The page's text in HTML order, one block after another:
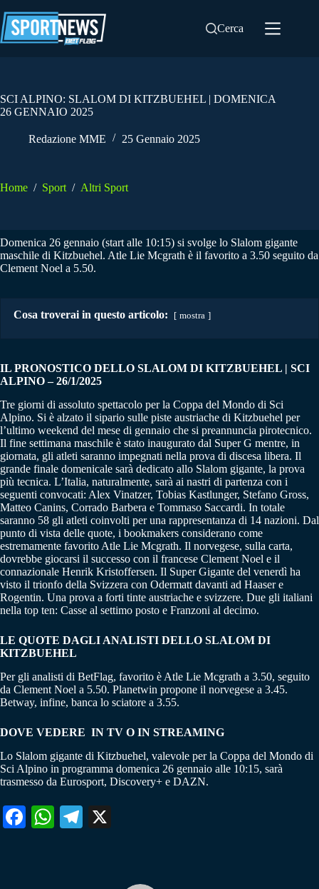
al
contenuto
Cerca
SCI ALPINO: SLALOM DI KITZBUEHEL | DOMENICA
26 GENNAIO 2025
Redazione MME 25 Gennaio 2025
Home / Sport / Altri Sport
Domenica 26 gennaio (start alle 10:15) si svolge lo Slalom gigante
maschile di Kitzbuehel. Atle Lie Mcgrath è il favorito a 3.50 seguito da
Clement Noel a 5.50.
Cosa troverai in questo articolo: mostra
IL PRONOSTICO DELLO SLALOM DI KITZBUEHEL | SCI
ALPINO – 26/1/2025
Tre giorni di assoluto spettacolo per la Coppa del Mondo di Sci
Alpino. Si è alzato il sipario sulle piste austriache di Kitzbuehel per
l’ultimo weekend del mese di gennaio che si preannuncia pirotecnico.
Il fine settimana maschile è stato inaugurato dal Super G mentre, in
giornata, gli atleti saranno impegnati nella prova di discesa libera. Il
grande finale domenicale sarà dedicato allo Slalom gigante, la prova
più tecnica. L’Italia, naturalmente, sarà ai nastri di partenza con i
seguenti convocati: Alex Vinatzer, Tobias Kastlunger, Stefano Gross,
Matteo Canins, Corrado Barbera e Tommaso Saccardi. In totale
saranno 58 gli atleti coinvolti per una rappresentanza di 14 nazioni. Dal
punto di vista delle quote, i bookmakers considerano come
estremamente favorito Atle Lie Mcgrath. Il norvegese, sulla carta,
dovrebbe giocarsi il successo con il francese Clement Noel e il
connazionale Henrik Kristoffersen. Il Super Gigante del venerdì ha
visto il trionfo della Svizzera con Odermatt davanti ad Haaser e
Rogentin. Una prova a forti tinte austriache e svizzere. Due gli italiani
nella top ten: Casse al settimo posto e Franzoni al decimo.
LE QUOTE DAGLI ANALISTI DELLO SLALOM DI
KITZBUEHEL
Per gli analisti di BetFlag, favorito è Atle Lie Mcgrath a 3.50, seguito
da Clement Noel a 5.50. Planetwin propone il norvegese a 3.45.
Betway, infine, banca lo sciatore a 3.55.
DOVE VEDERE IN TV O IN STREAMING
Lo Slalom gigante di Kitzbuehel, valevole per la Coppa del Mondo di
Sci Alpino in programma domenica 26 gennaio alle 10:15, sarà
trasmesso da Eurosport, Discovery+ e DAZN.
Fa W
Te